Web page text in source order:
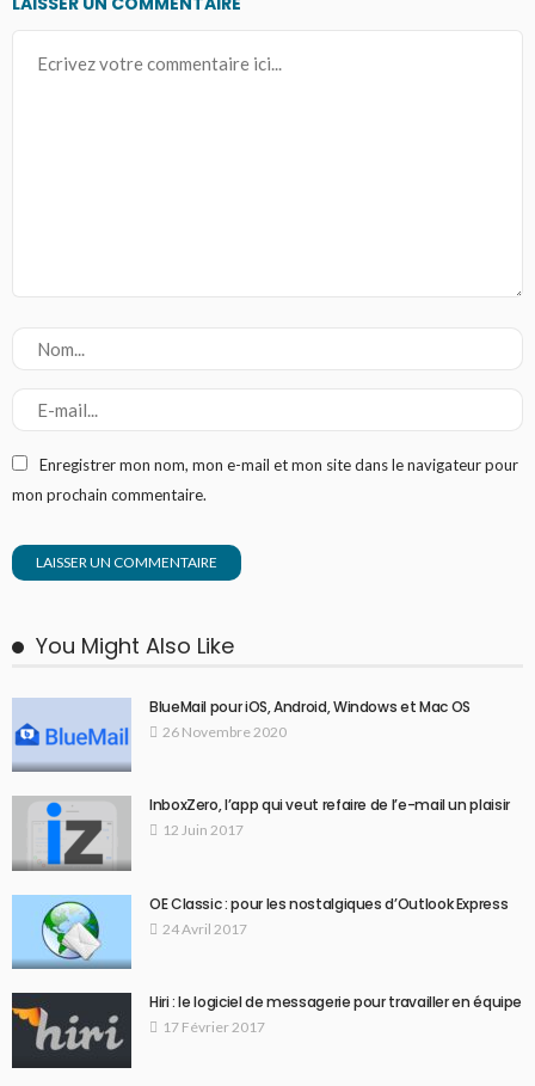
Enregistrer mon nom, mon e-mail et mon site dans le navigateur pour
mon prochain commentaire.
You Might Also Like
BlueMail pour iOS, Android, Windows et Mac OS
26 Novembre 2020
InboxZero, l’app qui veut refaire de l’e-mail un plaisir
12 Juin 2017
OE Classic : pour les nostalgiques d’Outlook Express
24 Avril 2017
Hiri : le logiciel de messagerie pour travailler en équipe
17 Février 2017